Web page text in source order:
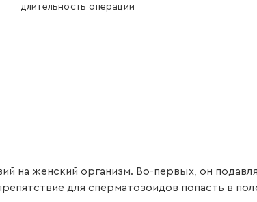
длительность операции
на женский организм. Во-первых, он
для сперматозоидов попасть в